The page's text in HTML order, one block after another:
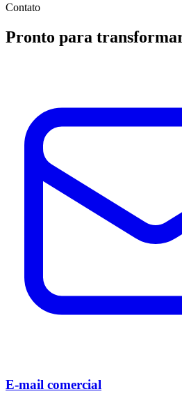
Contato
Pronto para
E-mail comercial